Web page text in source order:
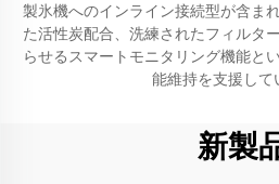
製氷機へのインライン接続型が含ま
た活性炭配合、洗練されたフィルタ
らせるスマートモニタリング機能と
能維持を支援して
新製